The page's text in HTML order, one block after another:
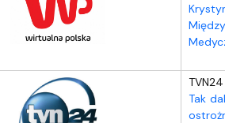
TVN24
Tak